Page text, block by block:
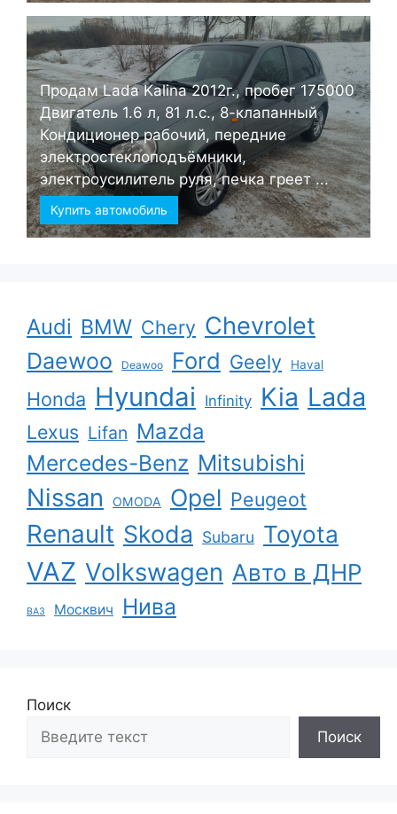
Продам Lada Kalina 2012г., пробег 175000
Двигатель 1.6 л, 81 л.с., 8-клапанный
Кондиционер рабочий, передние
электростеклоподъёмники,
электроусилитель руля, печка греет ...
Купить автомобиль
Audi BMW Chery Chevrolet
Daewoo Deawoo Ford Geely Haval
Honda Hyundai Infinity Kia Lada
Lexus Lifan Mazda
Mercedes-Benz Mitsubishi
Nissan OMODA Opel Peugeot
Renault Skoda Subaru Toyota
VAZ Volkswagen Авто в ДНР
ВАЗ Москвич Нива
Поиск
Поиск